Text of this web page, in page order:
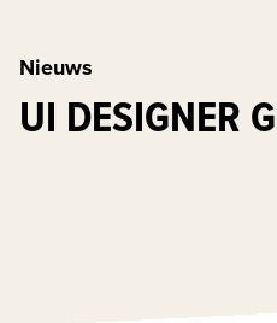
Nieuws
UI DESIGNER